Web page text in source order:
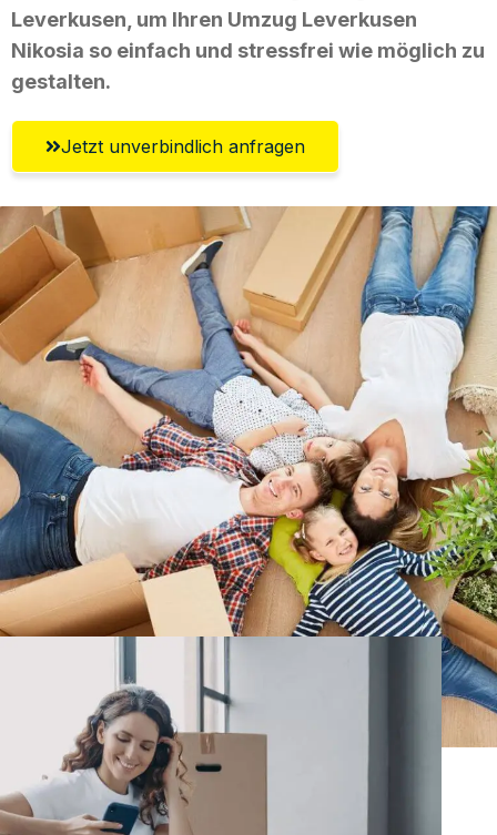
Leverkusen, um Ihren Umzug Leverkusen
Nikosia so einfach und stressfrei wie möglich zu
gestalten.
Jetzt unverbindlich anfragen